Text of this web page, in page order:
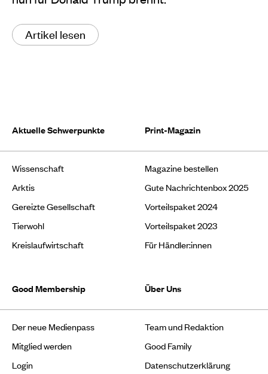
Artikel lesen
Aktuelle Schwerpunkte
Wissenschaft
Arktis
Gereizte Gesellschaft
Tierwohl
Kreislaufwirtschaft
Print-Magazin
Magazine bestellen
Gute Nachrichtenbox 2025
Vorteilspaket 2024
Vorteilspaket 2023
Für Händler:innen
Good Membership
Der neue Medienpass
Mitglied werden
Login
Über Uns
Team und Redaktion
Good Family
Datenschutzerklärung